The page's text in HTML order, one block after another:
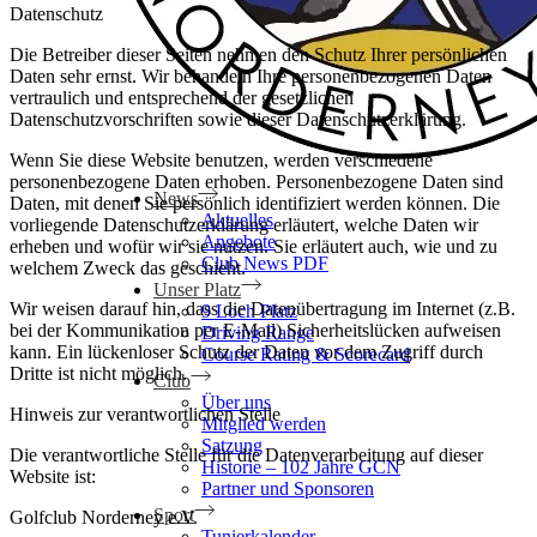
News
Aktuelles
Angebote
Club News PDF
Unser Platz
9 Loch Platz
Driving Range
Course Rating & Scorecard
Club
Über uns
Mitglied werden
Satzung
Historie – 102 Jahre GCN
Partner und Sponsoren
Sport
Datenschutz
Die Betreiber dieser Seiten nehmen den Schutz Ihrer persönlichen
Daten sehr ernst. Wir behandeln Ihre personenbezogenen Daten
vertraulich und entsprechend der gesetzlichen
Datenschutzvorschriften sowie dieser Datenschutzerklärung.
Wenn Sie diese Website benutzen, werden verschiedene
personenbezogene Daten erhoben. Personenbezogene Daten sind
Daten, mit denen Sie persönlich identifiziert werden können. Die
vorliegende Datenschutzerklärung erläutert, welche Daten wir
erheben und wofür wir sie nutzen. Sie erläutert auch, wie und zu
welchem Zweck das geschieht.
Wir weisen darauf hin, dass die Datenübertragung im Internet (z.B.
bei der Kommunikation per E-Mail) Sicherheitslücken aufweisen
kann. Ein lückenloser Schutz der Daten vor dem Zugriff durch
Dritte ist nicht möglich.
Hinweis zur verantwortlichen Stelle
Die verantwortliche Stelle für die Datenverarbeitung auf dieser
Website ist:
Golfclub Norderney e.V.